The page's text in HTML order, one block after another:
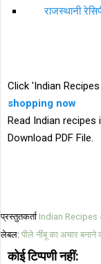
राजस्थानी
Click 'Indian
shopping now
Read Indian
Download PDF File.
प्रस्तुतकर्ता Indian Recipes
लेबल: पीले नींबू का अचार बनाने
कोई टिप्पणी नहीं: